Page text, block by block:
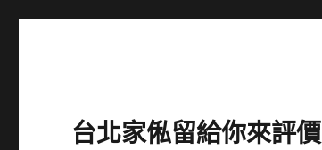
台北家俬留給你來評價